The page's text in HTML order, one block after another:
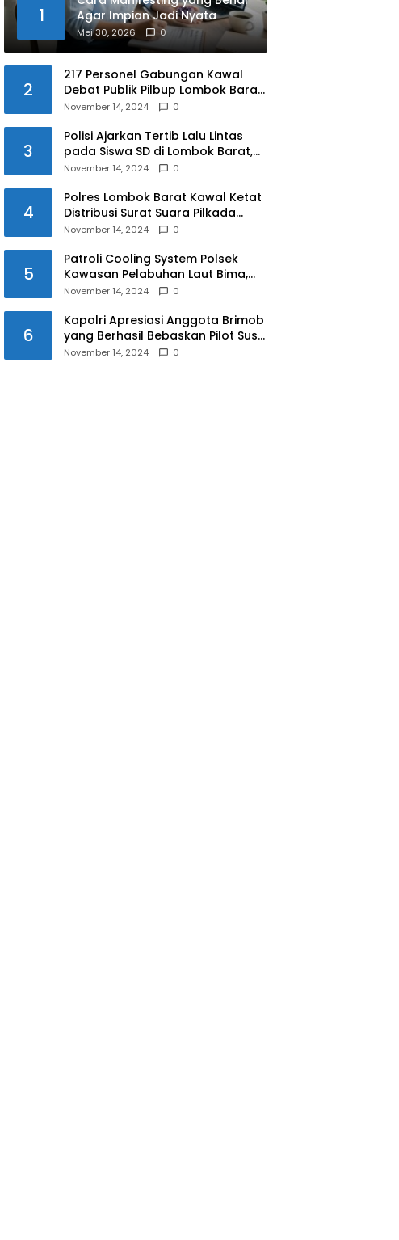
1
Agar Impian Jadi Nyata
Mei 30, 2026 0
2
217 Personel Gabungan Kawal
Debat Publik Pilbup Lombok Barat
2024
November 14, 2024 0
3
Polisi Ajarkan Tertib Lalu Lintas
pada Siswa SD di Lombok Barat,
Apa Saja Materinya?
November 14, 2024 0
4
Polres Lombok Barat Kawal Ketat
Distribusi Surat Suara Pilkada
2024
November 14, 2024 0
5
Patroli Cooling System Polsek
Kawasan Pelabuhan Laut Bima,
Ciptakan Pilkada Serentak 2024
November 14, 2024 0
6
Kapolri Apresiasi Anggota Brimob
yang Berhasil Bebaskan Pilot Susi
Air Korban Penyanderaan KKB
November 14, 2024 0